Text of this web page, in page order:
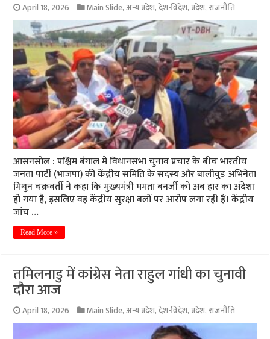
April 18, 2026 Main Slide,अन्य प्रदेश,देश-विदेश,प्रदेश,राजनीति
आसनसोल : पश्चिम बंगाल में विधानसभा चुनाव प्रचार के बीच भारतीय
जनता पार्टी (भाजपा) की केंद्रीय समिति के सदस्य और बालीवुड अभिनेता
मिथुन चक्रवर्ती ने कहा कि मुख्यमंत्री ममता बनर्जी को अब हार का अंदेशा
हो गया है, इसलिए वह केंद्रीय सुरक्षा बलों पर आरोप लगा रही हैं। केंद्रीय
जांच …
Read More »
तमिलनाडु में कांग्रेस नेता राहुल गांधी का चुनावी
दौरा आज
April 18, 2026 Main Slide,अन्य प्रदेश,देश-विदेश,प्रदेश,राजनीति